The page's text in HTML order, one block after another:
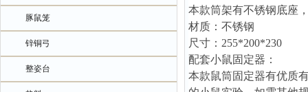
豚鼠笼
锌铜弓
整姿台
本款筒架有不锈钢底座
材质：不锈钢
尺寸： 255*200*230
配套小鼠固定器：
本款鼠筒固定器有优质